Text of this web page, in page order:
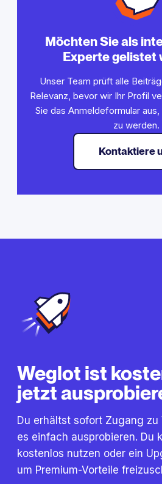
Möchten Sie als
Experte gelistet
Unser Team prüft alle
Relevanz, bevor wir Ihr Profil
Sie das Anmeldeformular
zu werden.
Kontaktiere
Weglot ist
jetzt
Du erhältst sofort Zugang
es einfach ausprobieren. Du
kostenlos nutzen oder ein
um Premium-Vorteile